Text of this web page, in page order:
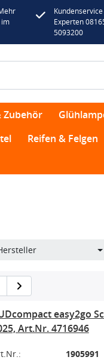
Kundenservice
Experten
5093200
Zubehör
Reifen & Felgen
easy2go
Art.Nr. 4716946
1905991